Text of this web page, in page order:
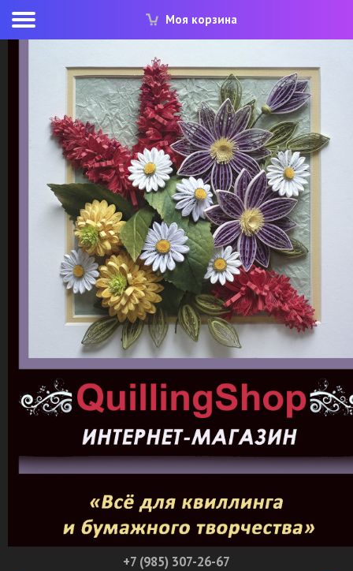
Моя корзина
+7 (985) 307-26-67